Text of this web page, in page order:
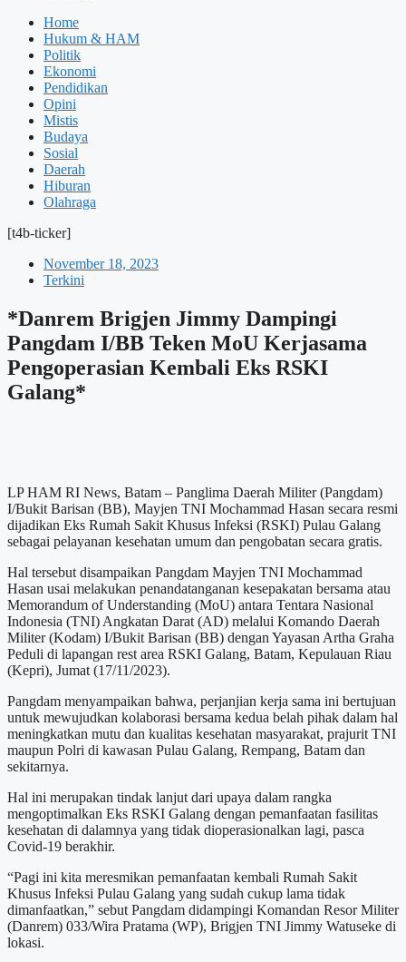
Home
Hukum & HAM
Politik
Ekonomi
Pendidikan
Opini
Mistis
Budaya
Sosial
Daerah
Hiburan
Olahraga
[t4b-ticker]
November 18, 2023
Terkini
*Danrem Brigjen Jimmy Dampingi
Pangdam I/BB Teken MoU Kerjasama
Pengoperasian Kembali Eks RSKI
Galang*
LP HAM RI News, Batam – Panglima Daerah Militer (Pangdam)
I/Bukit Barisan (BB), Mayjen TNI Mochammad Hasan secara resmi
dijadikan Eks Rumah Sakit Khusus Infeksi (RSKI) Pulau Galang
sebagai pelayanan kesehatan umum dan pengobatan secara gratis.
Hal tersebut disampaikan Pangdam Mayjen TNI Mochammad
Hasan usai melakukan penandatanganan kesepakatan bersama atau
Memorandum of Understanding (MoU) antara Tentara Nasional
Indonesia (TNI) Angkatan Darat (AD) melalui Komando Daerah
Militer (Kodam) I/Bukit Barisan (BB) dengan Yayasan Artha Graha
Peduli di lapangan rest area RSKI Galang, Batam, Kepulauan Riau
(Kepri), Jumat (17/11/2023).
Pangdam menyampaikan bahwa, perjanjian kerja sama ini bertujuan
untuk mewujudkan kolaborasi bersama kedua belah pihak dalam hal
meningkatkan mutu dan kualitas kesehatan masyarakat, prajurit TNI
maupun Polri di kawasan Pulau Galang, Rempang, Batam dan
sekitarnya.
Hal ini merupakan tindak lanjut dari upaya dalam rangka
mengoptimalkan Eks RSKI Galang dengan pemanfaatan fasilitas
kesehatan di dalamnya yang tidak dioperasionalkan lagi, pasca
Covid-19 berakhir.
“Pagi ini kita meresmikan pemanfaatan kembali Rumah Sakit
Khusus Infeksi Pulau Galang yang sudah cukup lama tidak
dimanfaatkan,” sebut Pangdam didampingi Komandan Resor Militer
(Danrem) 033/Wira Pratama (WP), Brigjen TNI Jimmy Watuseke di
lokasi.